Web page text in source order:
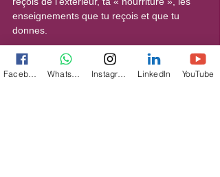
enseignements que tu reçois et que tu
donnes.
Toutes les publications d’Ariela Chetboun ici
LinkedIn YouTube